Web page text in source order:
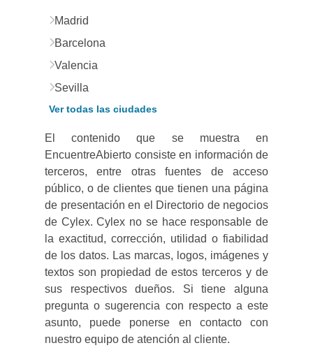
Madrid
Barcelona
Valencia
Sevilla
Ver todas las ciudades
El contenido que se muestra en
EncuentreAbierto consiste en información de
terceros, entre otras fuentes de acceso
público, o de clientes que tienen una página
de presentación en el Directorio de negocios
de Cylex. Cylex no se hace responsable de
la exactitud, corrección, utilidad o fiabilidad
de los datos. Las marcas, logos, imágenes y
textos son propiedad de estos terceros y de
sus respectivos dueños. Si tiene alguna
pregunta o sugerencia con respecto a este
asunto, puede ponerse en contacto con
nuestro equipo de atención al cliente.